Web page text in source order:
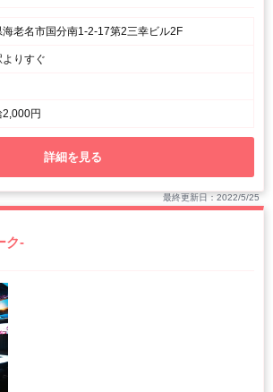
海老名市国分南1-2-17第2三幸ビル2F
りすぐ
2,000円
詳細を見る
最終更新日：2022/5/25
ク-